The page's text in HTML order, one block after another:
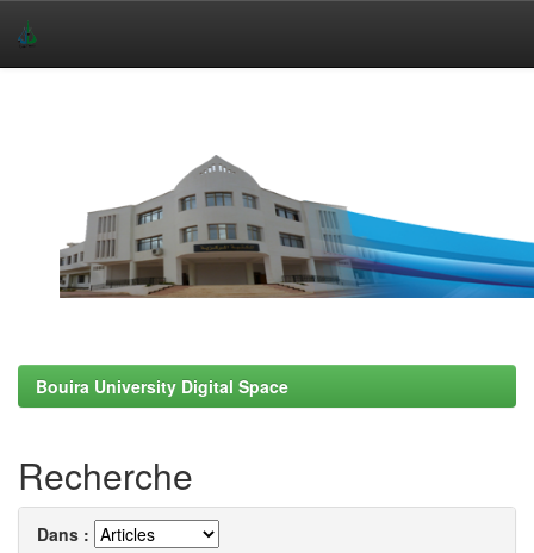
Bouira University Digital Space
Recherche
Dans :